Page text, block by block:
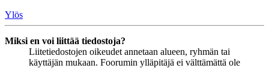
Ylös
Miksi en voi liittää tiedostoja?
Liitetiedostojen oikeudet annetaan alueen, ryhmän tai
käyttäjän mukaan. Foorumin ylläpitäjä ei välttämättä ole